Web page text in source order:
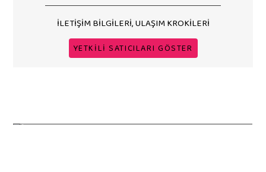
İLETİŞİM BİLGİLERİ, ULAŞIM KROKİLERİ
YETKİLİ SATICILARI GÖSTER
kavuştu.